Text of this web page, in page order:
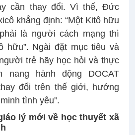
cần thay đổi. Vì thế, Đức
khẳng định: “Một Kitô hữu
là người cách mạng thì
hữu”. Ngài đặt mục tiêu và
trẻ hãy học hỏi và thực
nang hành động DOCAT
đổi trên thế giới, hướng
tình yêu”.
lý mới về học thuyết xã